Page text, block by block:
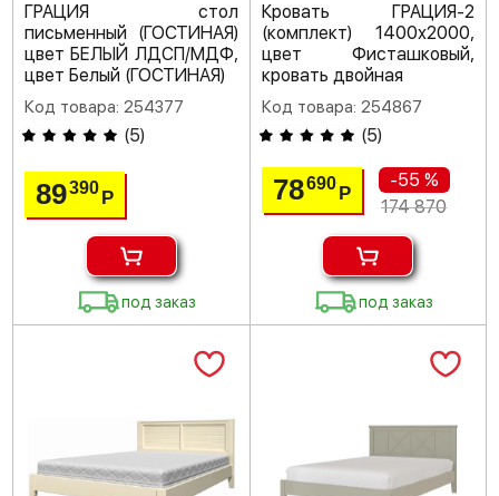
ГРАЦИЯ стол
письменный (ГОСТИНАЯ)
цвет БЕЛЫЙ ЛДСП/МДФ,
цвет Белый (ГОСТИНАЯ)
Код товара: 254377
(5)
89390 Р
под заказ
Кровать ГРАЦИЯ-2
(комплект) 1400х2000,
цвет Фисташковый,
кровать двойная
Код товара: 254867
(5)
78690 Р
-55 %
174 870
под заказ